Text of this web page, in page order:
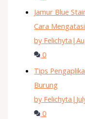
Jamur Blue
Cara
by Felichyta |
0
Tips
Burung
by Felichyta |
0